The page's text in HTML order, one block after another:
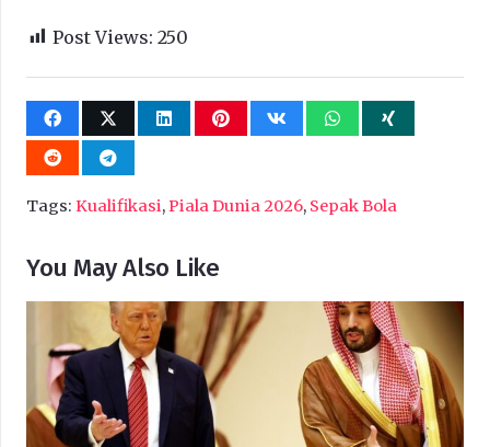
Post Views: 250
Tags: Kualifikasi,Piala Dunia 2026, Sepak Bola
You May Also Like